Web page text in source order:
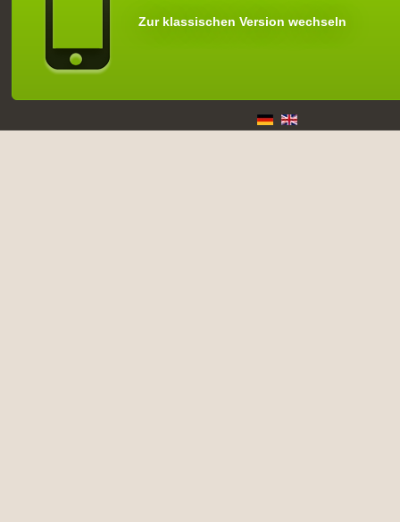
Zur klassischen Version wechseln